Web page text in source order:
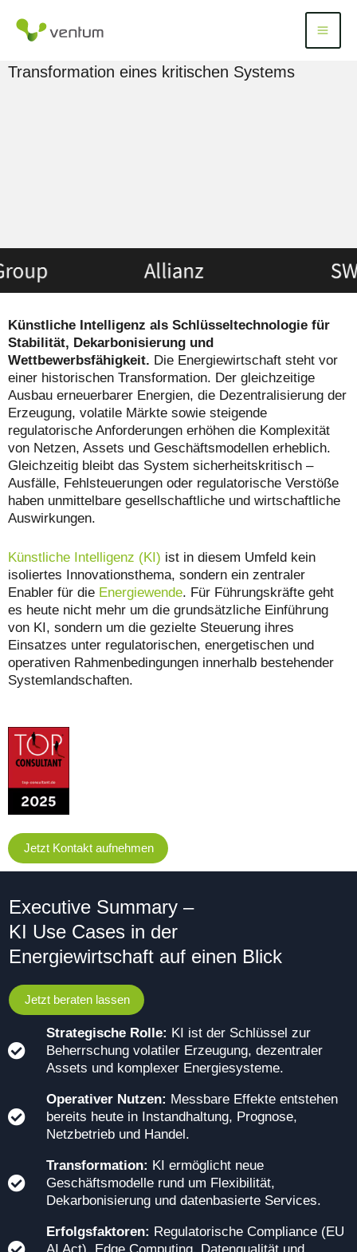
Inhalt
springen
KI in der Energiewirtschaft: Use Cases, Beispiele
Transformation eines kritischen Systems
Künstliche Intelligenz als Schlüsseltechnologie für
Stabilität, Dekarbonisierung und
Wettbewerbsfähigkeit. Die Energiewirtschaft steht vor
einer historischen Transformation. Der gleichzeitige
Ausbau erneuerbarer Energien, die Dezentralisierung der
Erzeugung, volatile Märkte sowie steigende
regulatorische Anforderungen erhöhen die Komplexität
von Netzen, Assets und Geschäftsmodellen erheblich.
Gleichzeitig bleibt das System sicherheitskritisch –
Ausfälle, Fehlsteuerungen oder regulatorische Verstöße
haben unmittelbare gesellschaftliche und wirtschaftliche
Auswirkungen.
Künstliche Intelligenz (KI) ist in diesem Umfeld kein
isoliertes Innovationsthema, sondern ein zentraler
Enabler für die Energiewende. Für Führungskräfte geht
es heute nicht mehr um die grundsätzliche Einführung
von KI, sondern um die gezielte Steuerung ihres
Einsatzes unter regulatorischen, energetischen und
operativen Rahmenbedingungen innerhalb bestehender
Systemlandschaften.
Jetzt Kontakt aufnehmen
Executive Summary –
KI Use Cases in der
Energiewirtschaft auf einen Blick
Jetzt beraten lassen
Strategische Rolle: KI ist der Schlüssel zur
Beherrschung volatiler Erzeugung, dezentraler
Assets und komplexer Energiesysteme.
Operativer Nutzen: Messbare Effekte entstehen
bereits heute in Instandhaltung, Prognose,
Netzbetrieb und Handel.
Transformation: KI ermöglicht neue
Geschäftsmodelle rund um Flexibilität,
Dekarbonisierung und datenbasierte Services.
Erfolgsfaktoren: Regulatorische Compliance (EU